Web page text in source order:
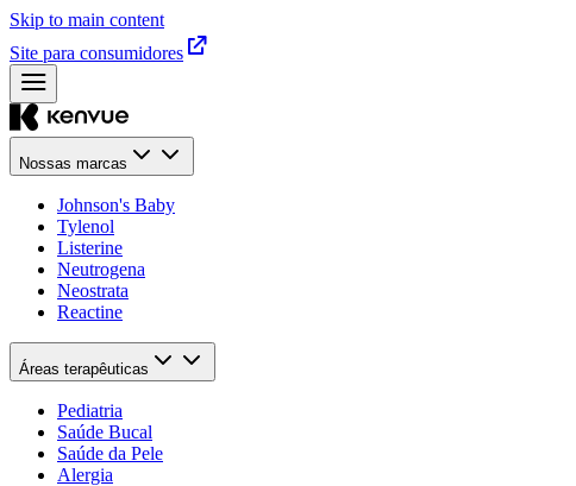
Skip to main content
Site para consumidores
Nossas marcas
Johnson's Baby
Tylenol
Listerine
Neutrogena
Neostrata
Reactine
Áreas terapêuticas
Pediatria
Saúde Bucal​
Saúde da Pele​
Alergia